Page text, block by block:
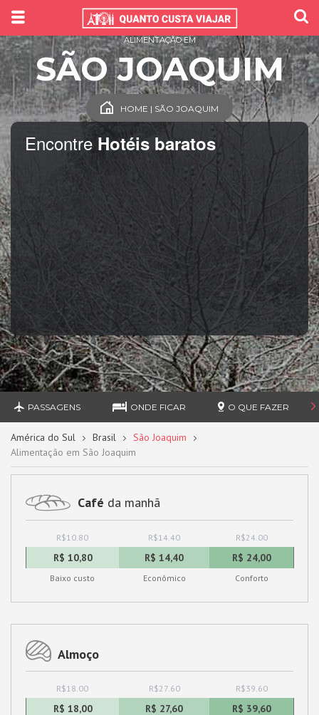
Encontre Hotéis baratos
ALIMENTAÇÃO EM
SÃO JOAQUIM
HOME | SÃO JOAQUIM
PASSAGENS ONDE FICAR O QUE FAZER
América do Sul Brasil
São Joaquim
Alimentação em São Joaquim
Café da manhã
R$10.80 R$14.40 R$24.00
R$ 10,80 R$ 14,40 R$ 24,00
Baixo custo Econômico Conforto
Almoço
R$18.00 R$27.60 R$39.60
R$ 18,00 R$ 27,60 R$ 39,60